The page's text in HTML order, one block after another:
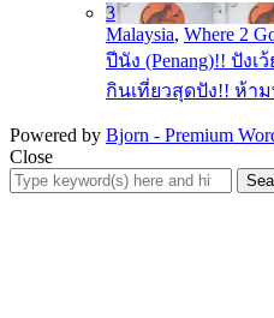
3
Malaysia, Where 2
ปีนัง (Penang)!! ปัง
กินเที่ยวสุดปัง!! ห้า
Powered by Bjorn - Premium
Close